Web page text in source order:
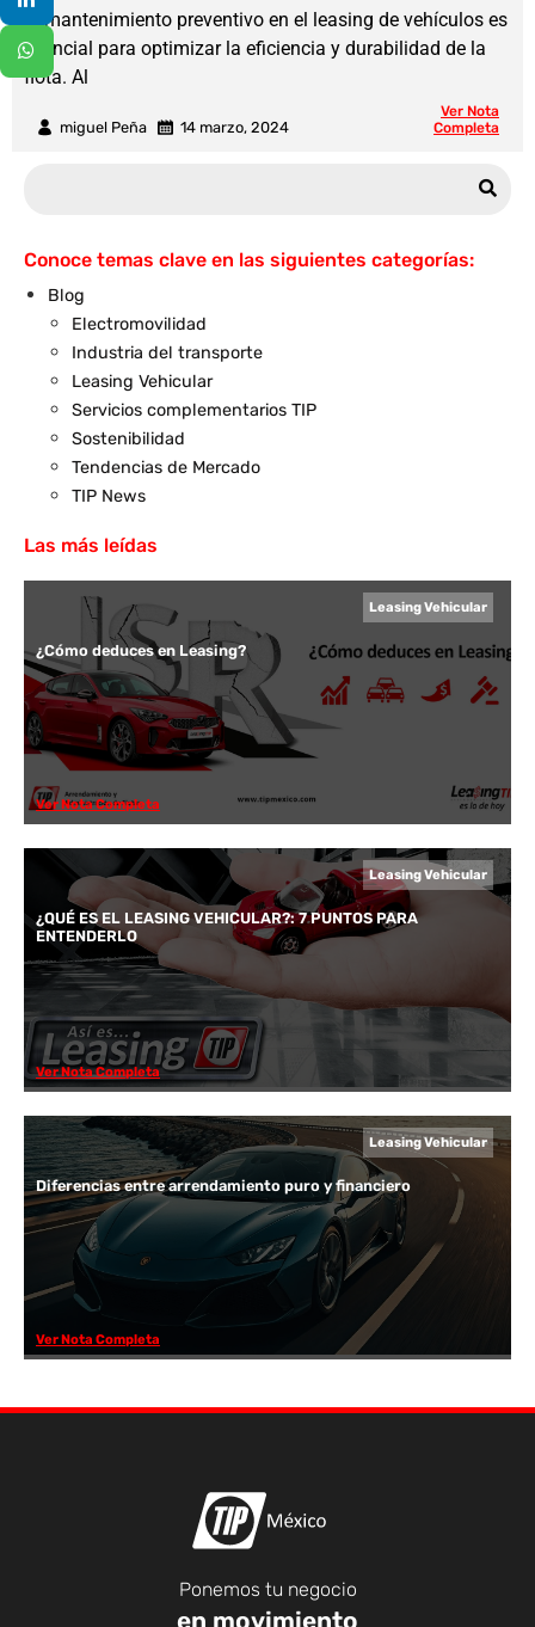
miguel Peña 14 marzo, 2024
El mantenimiento preventivo en el leasing de vehículos es
esencial para optimizar la eficiencia y durabilidad de la
flota. Al
Ver Nota
Completa
Conoce temas clave en las siguientes categorías:
Blog
Electromovilidad
Industria del transporte
Leasing Vehicular
Servicios complementarios TIP
Sostenibilidad
Tendencias de Mercado
TIP News
Las más leídas
Leasing Vehicular
¿Cómo deduces en Leasing?
Ver Nota Completa
Leasing Vehicular
¿QUÉ ES EL LEASING VEHICULAR?: 7 PUNTOS PARA
ENTENDERLO
Ver Nota Completa
Leasing Vehicular
Diferencias entre arrendamiento puro y financiero
Ver Nota Completa
Ponemos tu negocio
en movimiento